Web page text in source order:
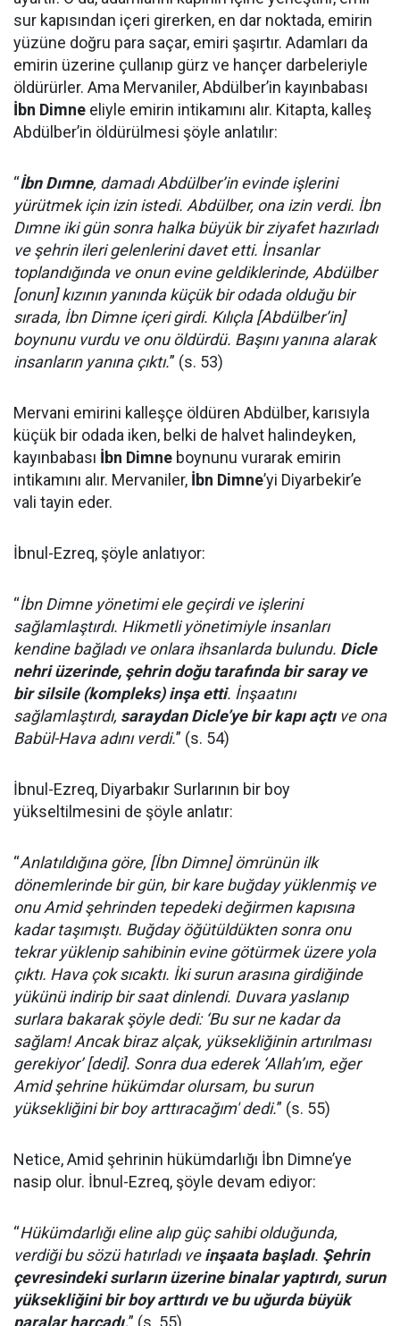
sur kapısından içeri girerken, en dar noktada, emirin
yüzüne doğru para saçar, emiri şaşırtır. Adamları da
emirin üzerine çullanıp gürz ve hançer darbeleriyle
öldürürler. Ama Mervaniler, Abdülber’in kayınbabası
İbn Dimne eliyle emirin intikamını alır. Kitapta, kalleş
Abdülber’in öldürülmesi şöyle anlatılır:
“İbn Dımne, damadı Abdülber’in evinde işlerini
yürütmek için izin istedi. Abdülber, ona izin verdi. İbn
Dımne iki gün sonra halka büyük bir ziyafet hazırladı
ve şehrin ileri gelenlerini davet etti. İnsanlar
toplandığında ve onun evine geldiklerinde, Abdülber
[onun] kızının yanında küçük bir odada olduğu bir
sırada, İbn Dimne içeri girdi. Kılıçla [Abdülber’in]
boynunu vurdu ve onu öldürdü. Başını yanına alarak
insanların yanına çıktı.” (s. 53)
Mervani emirini kalleşçe öldüren Abdülber, karısıyla
küçük bir odada iken, belki de halvet halindeyken,
kayınbabası İbn Dimne boynunu vurarak emirin
intikamını alır. Mervaniler, İbn Dimne’yi Diyarbekir’e
vali tayin eder.
İbnul-Ezreq, şöyle anlatıyor:
“İbn Dimne yönetimi ele geçirdi ve işlerini
sağlamlaştırdı. Hikmetli yönetimiyle insanları
kendine bağladı ve onlara ihsanlarda bulundu. Dicle
nehri üzerinde, şehrin doğu tarafında bir saray ve
bir silsile (kompleks) inşa etti. İnşaatını
sağlamlaştırdı, saraydan Dicle’ye bir kapı açtıve ona
Babül-Hava adını verdi.” (s. 54)
İbnul-Ezreq, Diyarbakır Surlarının bir boy
yükseltilmesini de şöyle anlatır:
“Anlatıldığına göre, [İbn Dimne] ömrünün ilk
dönemlerinde bir gün, bir kare buğday yüklenmiş ve
onu Amid şehrinden tepedeki değirmen kapısına
kadar taşımıştı. Buğday öğütüldükten sonra onu
tekrar yüklenip sahibinin evine götürmek üzere yola
çıktı. Hava çok sıcaktı. İki surun arasına girdiğinde
yükünü indirip bir saat dinlendi. Duvara yaslanıp
surlara bakarak şöyle dedi: ‘Bu sur ne kadar da
sağlam! Ancak biraz alçak, yüksekliğinin artırılması
gerekiyor’ [dedi]. Sonra dua ederek ‘Allah’ım, eğer
Amid şehrine hükümdar olursam, bu surun
yüksekliğini bir boy arttıracağım' dedi.” (s. 55)
Netice, Amid şehrinin hükümdarlığı İbn Dimne’ye
nasip olur. İbnul-Ezreq, şöyle devam ediyor:
“Hükümdarlığı eline alıp güç sahibi olduğunda,
verdiği bu sözü hatırladı veinşaata başladı. Şehrin
çevresindeki surların üzerine binalar yaptırdı, surun
yüksekliğini bir boy arttırdı ve bu uğurda büyük
paralar harcadı.” (s. 55)